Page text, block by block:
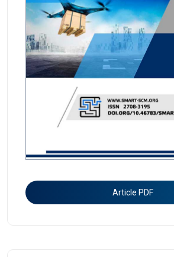
Article PDF